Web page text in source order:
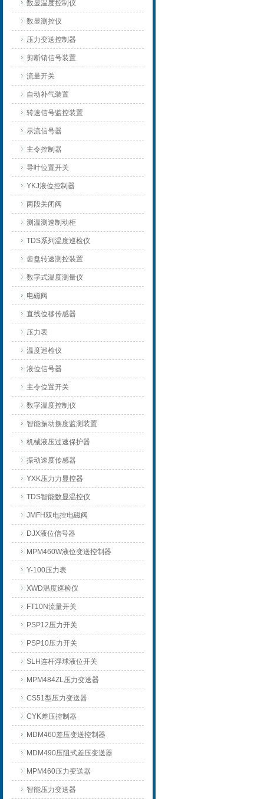
数显温度控制仪
数显测控仪
压力变送控制器
剪断销信号装置
流量开关
自动补气装置
转速信号监控装置
示流信号器
主令控制器
导叶位置开关
YKJ液位控制器
两段关闭阀
测温测速制动柜
TDS系列温度巡检仪
齿盘转速测控装置
数字式温度测量仪
电磁阀
直线位移传感器
压力表
温度巡检仪
液位信号器
主令位置开关
数字温度控制仪
智能振动摆度监测装置
机械液压过速保护器
振动速度传感器
YXK压力力显控器
TDS智能数显温控仪
JMFH双电控电磁阀
DJX液位信号器
MPM460W液位变送控制器
Y-100压力表
XWD温度巡检仪
FT10N流量开关
PSP12压力开关
PSP10压力开关
SLH连杆浮球液位开关
MPM484ZL压力变送器
CS51型压力变送器
CYK差压控制器
MDM460差压变送控制器
MDM490压阻式差压变送器
MPM460压力变送器
智能压力变送器